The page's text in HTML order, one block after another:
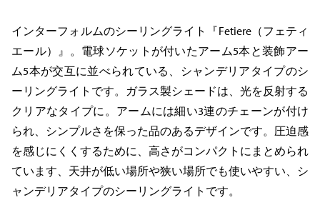
インターフォルムのシーリングライト『Fetiere（フェティ
エール）』。電球ソケットが付いたアーム5本と装飾アー
ム5本が交互に並べられている、シャンデリアタイプのシ
ーリングライトです。ガラス製シェードは、光を反射する
クリアなタイプに。アームには細い3連のチェーンが付け
られ、シンプルさを保った品のあるデザインです。圧迫感
を感じにくくするために、高さがコンパクトにまとめられ
ています、天井が低い場所や狭い場所でも使いやすい、シ
ャンデリアタイプのシーリングライトです。